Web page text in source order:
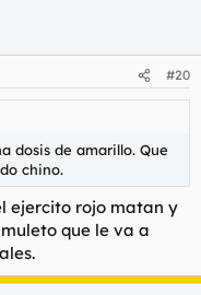
#20
dosis de amarillo. Que
chino.
ejercito rojo matan y
que le va a